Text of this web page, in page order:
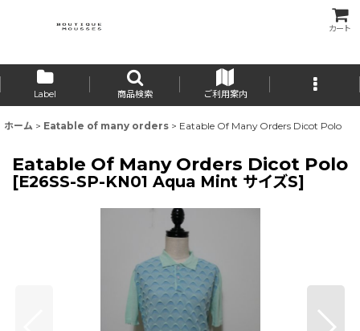
カート
Label 商品検索 ご利用案内
ホーム > Eatable of many orders > Eatable Of Many Orders Dicot Polo
Eatable Of Many Orders Dicot Polo
[E26SS-SP-KN01 Aqua Mint サイズS]